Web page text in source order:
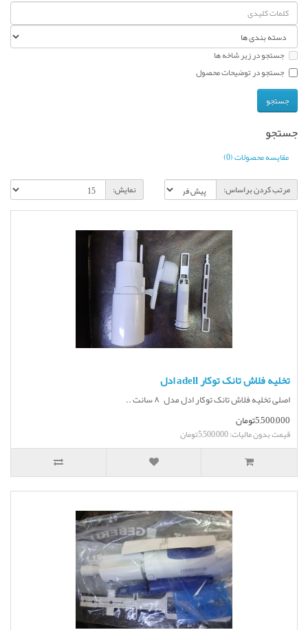
جستجو در زیر شاخه ها
جستجو در توضیحات محصول
جستجو
مقایسه محصولات (0)
مرتب کردن براساس:
نمایش:
تخلیه فلاش تانک توکار adell ادل
اصلی تخلیه فلاش تانک توکار ادل مدل ۸ سانت ..
5,500,000تومان
قیمت بدون مالیات: 5,500,000تومان